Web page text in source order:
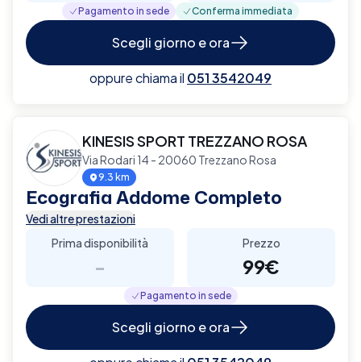
Pagamento in sede Conferma immediata
Scegli giorno e ora
oppure chiama il 051 3542049
KINESIS SPORT TREZZANO ROSA
Via Rodari 14 - 20060 Trezzano Rosa
9.3 km
Ecografia Addome Completo
Vedi altre prestazioni
Prima disponibilità
-
Prezzo
99€
Pagamento in sede
Scegli giorno e ora